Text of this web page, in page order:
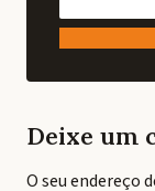
Deixe um
O seu endereço